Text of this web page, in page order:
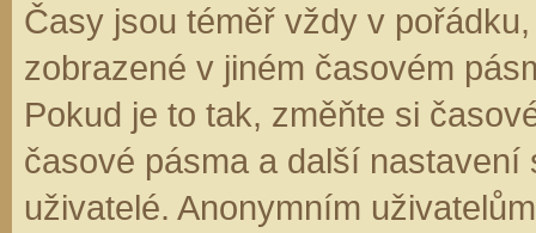
Časy jsou téměř vždy v
zobrazené v jiném časovém
Pokud je to tak, změňte si
časové pásma a další
uživatelé. Anonymním